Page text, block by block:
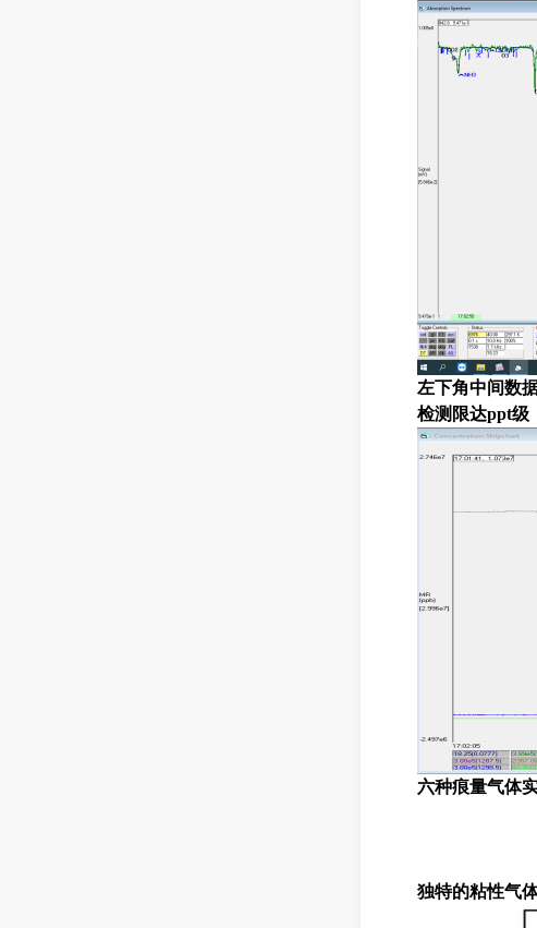
左下角中间数
检测 限达ppt级
六种痕量气体
独特的粘性气